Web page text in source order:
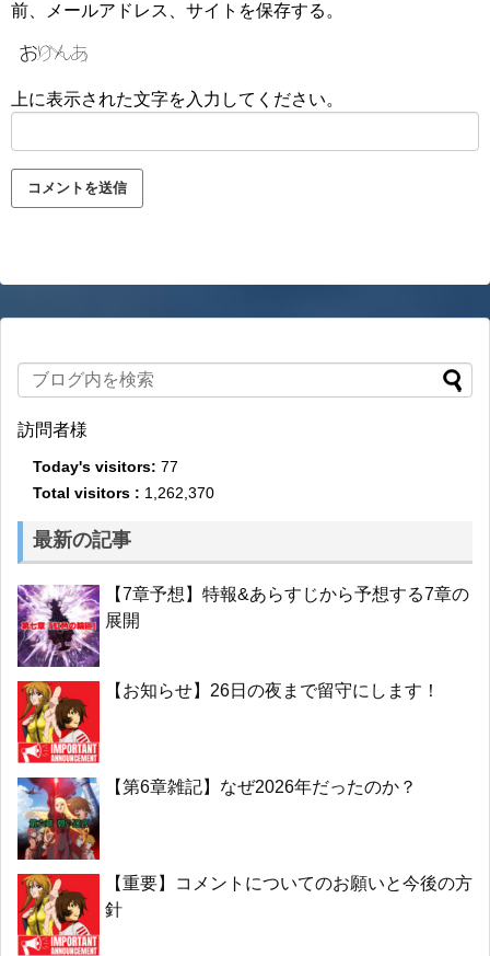
前、メールアドレス、サイトを保存する。
上に表示された文字を入力してください。
訪問者様
Today's visitors: 77
Total visitors : 1,262,370
最新の記事
【7章予想】特報&あらすじから予想する7章の
展開
【お知らせ】26日の夜まで留守にします！
【第6章雑記】なぜ2026年だったのか？
【重要】コメントについてのお願いと今後の方
針